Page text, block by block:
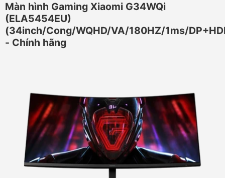
Màn hình Gaming Xiaomi G34WQi
(ELA5454EU)
(34inch/Cong/WQHD/VA/180HZ/1ms/
- Chính hãng